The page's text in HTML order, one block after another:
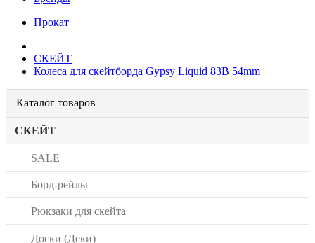
Прокат
СКЕЙТ
Колеса для скейтборда Gypsy Liquid 83B 54mm
Каталог товаров
СКЕЙТ
SALE
Борд-рейлы
Рюкзаки для скейта
Доски (Деки)